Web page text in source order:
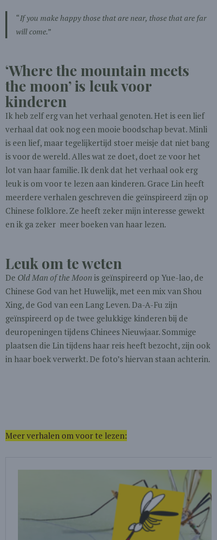
“If you make happy those that are near, those that are far
will come.”
‘Where the mountain meets
the moon’ is leuk voor
kinderen
Ik heb zelf erg van het verhaal genoten. Het is een lief
verhaal dat ook nog een mooie boodschap bevat. Minli
is een lief, maar tegelijkertijd stoer meisje dat niet bang
is voor de wereld. Alles wat ze doet, doet ze voor het
lot van haar familie. Ik denk dat het verhaal ook erg
leuk is om voor te lezen aan kinderen. Grace Lin heeft
meerdere verhalen geschreven die geïnspireerd zijn op
Chinese folklore. Ze heeft zeker mijn interesse gewekt
en ik ga zeker meer boeken van haar lezen.
Leuk om te weten
De Old Man of the Moonis geïnspireerd op Yue-lao, de
Chinese God van het Huwelijk, met een mix van Shou
Xing, de God van een Lang Leven. Da-A-Fu zijn
geïnspireerd op de twee gelukkige kinderen bij de
deuropeningen tijdens Chinees Nieuwjaar. Sommige
plaatsen die Lin tijdens haar reis heeft bezocht, zijn ook
in haar boek verwerkt. De foto’s hiervan staan achterin.
Meer verhalen om voor te lezen: